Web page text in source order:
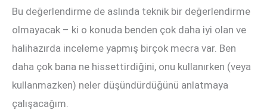
Bu değerlendirme de aslında teknik bir değerlendirme
olmayacak – ki o konuda benden çok daha iyi olan ve
halihazırda inceleme yapmış birçok mecra var. Ben
daha çok bana ne hissettirdiğini, onu kullanırken (veya
kullanmazken) neler düşündürdüğünü anlatmaya
çalışacağım.